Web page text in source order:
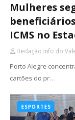
Mulheres
ICMS no
Redação Info do
Porto Alegre
cartões do pr…
ESPORTES